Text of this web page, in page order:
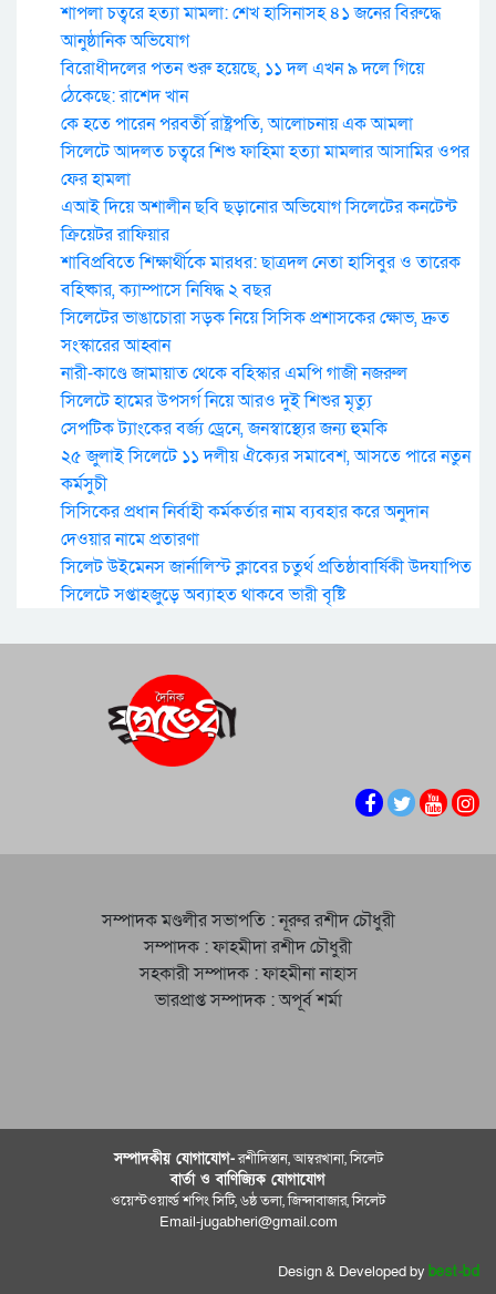
শাপলা চত্বরে হত্যা মামলা: শেখ হাসিনাসহ ৪১ জনের বিরুদ্ধে
আনুষ্ঠানিক অভিযোগ
বিরোধীদলের পতন শুরু হয়েছে, ১১ দল এখন ৯ দলে গিয়ে
ঠেকেছে: রাশেদ খান
কে হতে পারেন পরবর্তী রাষ্ট্রপতি, আলোচনায় এক আমলা
সিলেটে আদলত চত্বরে শিশু ফাহিমা হত্যা মামলার আসামির ওপর
ফের হামলা
এআই দিয়ে অশালীন ছবি ছড়ানোর অভিযোগ সিলেটের কনটেন্ট
ক্রিয়েটর রাফিয়ার
শাবিপ্রবিতে শিক্ষার্থীকে মারধর: ছাত্রদল নেতা হাসিবুর ও তারেক
বহিষ্কার, ক্যাম্পাসে নিষিদ্ধ ২ বছর
সিলেটের ভাঙাচোরা সড়ক নিয়ে সিসিক প্রশাসকের ক্ষোভ, দ্রুত
সংস্কারের আহ্বান
নারী-কাণ্ডে জামায়াত থেকে বহিস্কার এমপি গাজী নজরুল
সিলেটে হামের উপসর্গ নিয়ে আরও দুই শিশুর মৃত্যু
সেপটিক ট্যাংকের বর্জ্য ড্রেনে, জনস্বাস্থ্যের জন্য হুমকি
২৫ জুলাই সিলেটে ১১ দলীয় ঐক্যের সমাবেশ, আসতে পারে নতুন
কর্মসুচী
সিসিকের প্রধান নির্বাহী কর্মকর্তার নাম ব্যবহার করে অনুদান
দেওয়ার নামে প্রতারণা
সিলেট উইমেনস জার্নালিস্ট ক্লাবের চতুর্থ প্রতিষ্ঠাবার্ষিকী উদযাপিত
সিলেটে সপ্তাহজুড়ে অব্যাহত থাকবে ভারী বৃষ্টি
সম্পাদক মণ্ডলীর সভাপতি : নূরুর রশীদ চৌধুরী
সম্পাদক : ফাহমীদা রশীদ চৌধুরী
সহকারী সম্পাদক : ফাহমীনা নাহাস
ভারপ্রাপ্ত সম্পাদক : অপূর্ব শর্মা
সম্পাদকীয় যােগাযোগ-রশীদিস্তান, আম্বরখানা, সিলেট
বার্তা ও বাণিজ্যিক যোগাযােগ
ওয়েস্টওয়ার্ল্ড শপিং সিটি, ৬ষ্ঠ তলা, জিন্দাবাজার, সিলেট
Email-jugabheri@gmail.com
Design & Developed by best-bd